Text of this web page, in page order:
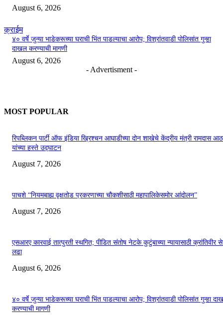
August 6, 2026
क्राईम
४० वर्षे जुन्या भाडेकरूच्या घराची भिंत पाडल्याचा आरोप; विश्रांतवाडी पोलिसांत गुन्हा
दाखल करण्याची मागणी
August 6, 2026
- Advertisment -
MOST POPULAR
रिपब्लिकन पार्टी ऑफ इंडिया ख्रिश्चन आघाडीच्या दोन शाखेचे केंद्रीय मंत्री रामदास
यांच्या हस्ते उद्घाटन
August 7, 2026
पाचशे “नियमबाह्य वृक्षतोड प्रकरणाच्या चौकशीसाठी महापालिकेसमोर आंदोलन”
August 7, 2026
एसआरए कारवाई तात्पुरती स्थगित; पीडित संतोष नेटके कुटुंबाच्या न्यायासाठी क्रांतिवीर
लढा
August 6, 2026
४० वर्षे जुन्या भाडेकरूच्या घराची भिंत पाडल्याचा आरोप; विश्रांतवाडी पोलिसांत गुन्हा
करण्याची मागणी